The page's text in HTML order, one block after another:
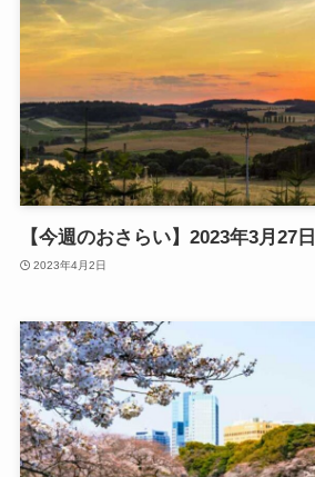
【今週のおさらい】2023年3月27
2023年4月2日